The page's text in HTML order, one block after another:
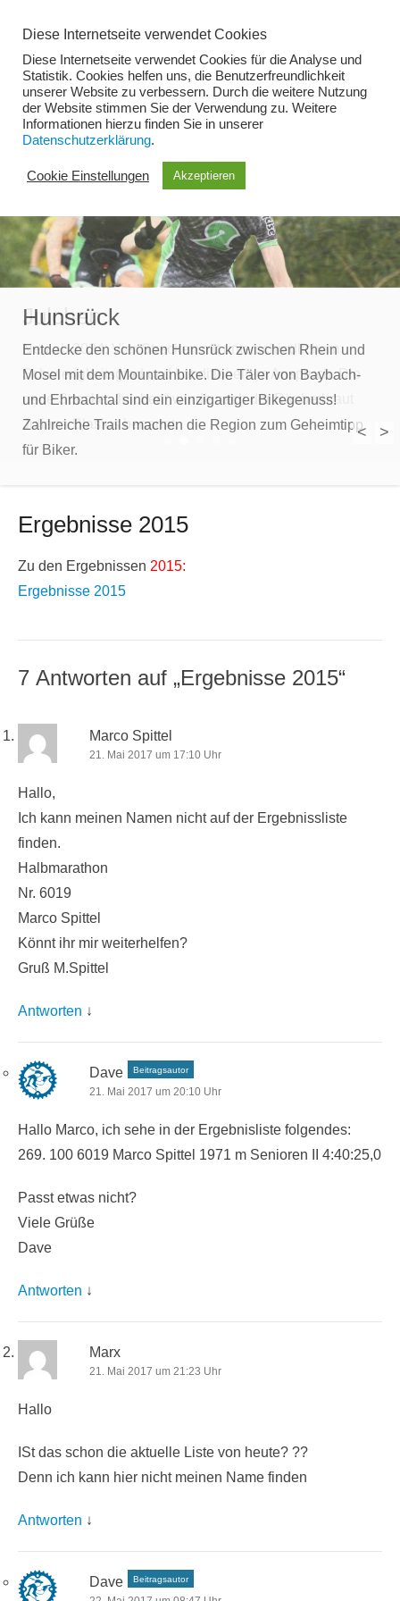
Inhalt
springen
Menü
Julchen
Neu ab 2024: Vier Strecken mit unterschiedlichem
Schwierigkeitsgrad und konditionellem Anspruch. Die
neue Strecke „Julchen“ wurde nach der Räuberbraut
Juliana Blasius benannt.
Hunsrück
Entdecke den schönen Hunsrück zwischen Rhein und
Mosel mit dem Mountainbike. Die Täler von Baybach-
und Ehrbachtal sind ein einzigartiger Bikegenuss!
Zahlreiche Trails machen die Region zum Geheimtipp
für Biker.
< >
Ergebnisse 2015
Zu den Ergebnissen 2015:
Ergebnisse 2015
7 Antworten auf „Ergebnisse 2015“
Marco Spittel
21. Mai 2017 um 17:10 Uhr
Hallo,
Ich kann meinen Namen nicht auf der Ergebnissliste
finden.
Halbmarathon
Nr. 6019
Marco Spittel
Könnt ihr mir weiterhelfen?
Gruß M.Spittel
Antworten ↓
Dave Beitragsautor
21. Mai 2017 um 20:10 Uhr
Hallo Marco, ich sehe in der Ergebnisliste folgendes:
269. 100 6019 Marco Spittel 1971 m Senioren II 4:40:25,0
Passt etwas nicht?
Viele Grüße
Dave
Antworten ↓
Marx
21. Mai 2017 um 21:23 Uhr
Hallo
ISt das schon die aktuelle Liste von heute? ??
Denn ich kann hier nicht meinen Name finden
Antworten ↓
Dave Beitragsautor
Diese Internetseite verwendet Cookies
Diese Internetseite verwendet Cookies für die Analyse und
Statistik. Cookies helfen uns, die Benutzerfreundlichkeit
unserer Website zu verbessern. Durch die weitere Nutzung
der Website stimmen Sie der Verwendung zu. Weitere
Informationen hierzu finden Sie in unserer
Datenschutzerklärung.
Cookie Einstellungen Akzeptieren